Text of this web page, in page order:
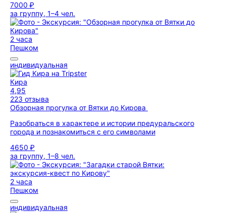
7000 ₽
за группу, 1–4 чел.
2 часа
Пешком
индивидуальная
Кира
4,95
223 отзыва
Обзорная прогулка от Вятки до Кирова
Разобраться в характере и истории предуральского
города и познакомиться с его символами
4650 ₽
за группу, 1–8 чел.
2 часа
Пешком
индивидуальная